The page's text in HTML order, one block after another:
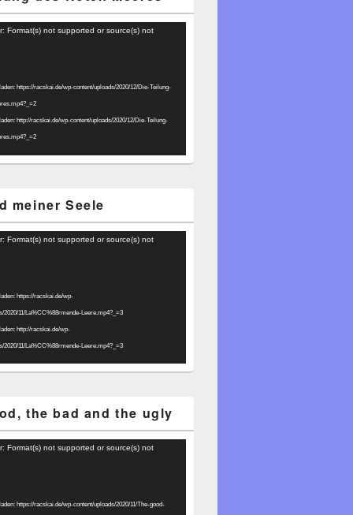
Format(s) not supported or source(s) not
https://racskai.de/wp-content/uploads/2020/12/Die-Teilung-
http://racskai.de/wp-content/uploads/2020/12/Die-Teilung-
meiner Seele
Format(s) not supported or source(s) not
https://racskai.de/wp-
2020/11/La%CC%88rmende-Leere.mp4?_=3
http://racskai.de/wp-
2020/11/La%CC%88rmende-Leere.mp4?_=3
the bad and the ugly
Format(s) not supported or source(s) not
https://racskai.de/wp-content/uploads/2020/11/The-good-